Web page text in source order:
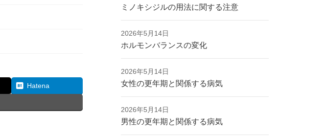
Hatena
ミノキシジルの用法に関する注意
2026年5月14日
ホルモンバランスの変化
2026年5月14日
女性の更年期と関係する病気
2026年5月14日
男性の更年期と関係する病気